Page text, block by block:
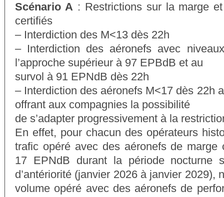
Scénario A: Restrictions sur la marge
certifiés
– Interdiction des M<13 dès 22h
– Interdiction des aéronefs avec
l’approche supérieur à 97 EPBdB et au
survol à 91 EPNdB dès 22h
– Interdiction des aéronefs M<17 dès 22h
offrant aux compagnies la possibilité
de s’adapter progressivement à la
En effet, pour chacun des opérateurs
trafic opéré avec des aéronefs de marge
17 EPNdB durant la période nocturne
d’antériorité (janvier 2026 à janvier 2029),
volume opéré avec des aéronefs de